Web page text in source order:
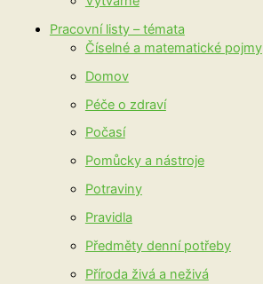
Pracovní listy – témata
Číselné a matematické pojmy
Domov
Péče o zdraví
Počasí
Pomůcky a nástroje
Potraviny
Pravidla
Předměty denní potřeby
Příroda živá a neživá